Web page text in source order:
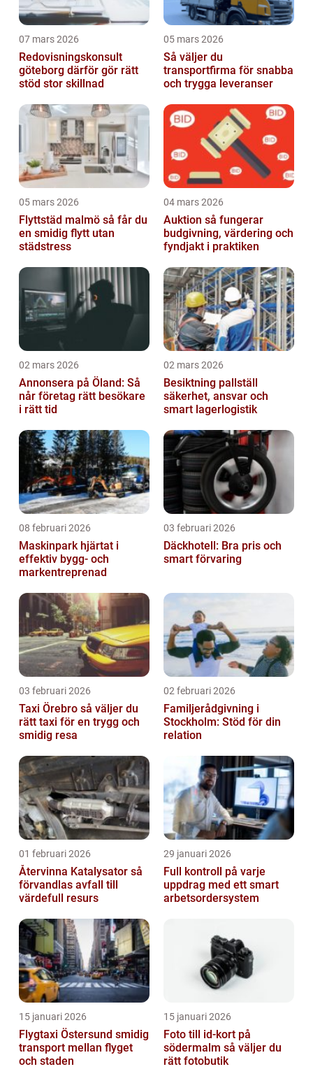
07 mars 2026
Redovisningskonsult
göteborg därför gör rätt
stöd stor skillnad
05 mars 2026
Så väljer du
transportfirma för snabba
och trygga leveranser
05 mars 2026
Flyttstäd malmö så får du
en smidig flytt utan
städstress
04 mars 2026
Auktion så fungerar
budgivning, värdering och
fyndjakt i praktiken
02 mars 2026
Annonsera på Öland: Så
når företag rätt besökare
i rätt tid
02 mars 2026
Besiktning pallställ
säkerhet, ansvar och
smart lagerlogistik
08 februari 2026
Maskinpark hjärtat i
effektiv bygg- och
markentreprenad
03 februari 2026
Däckhotell: Bra pris och
smart förvaring
03 februari 2026
Taxi Örebro så väljer du
rätt taxi för en trygg och
smidig resa
02 februari 2026
Familjerådgivning i
Stockholm: Stöd för din
relation
01 februari 2026
Återvinna Katalysator så
förvandlas avfall till
värdefull resurs
29 januari 2026
Full kontroll på varje
uppdrag med ett smart
arbetsordersystem
15 januari 2026
Flygtaxi Östersund smidig
transport mellan flyget
och staden
15 januari 2026
Foto till id-kort på
södermalm så väljer du
rätt fotobutik